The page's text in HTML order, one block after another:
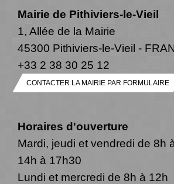
Mairie de Pithiviers-le-Vieil
1, Allée de la Mairie
45300 Pithiviers-le-Vieil -
+33 2 38 30 25 12
CONTACTER LA MAIRIE PAR FORMULAIRE
Horaires d'ouverture
Mardi, jeudi et vendredi de 8h
14h à 17h30
Lundi et mercredi de 8h à 12h